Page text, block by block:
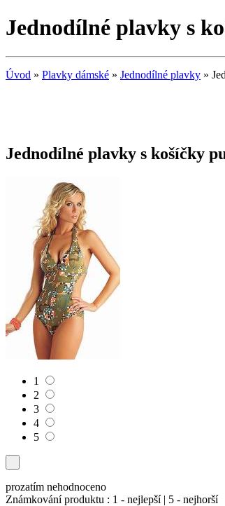
Jednodílné plavky s
Úvod » Plavky dámské » Jednodílné plavky »
Jednodílné plavky s košíčky
1
2
3
4
5
prozatím nehodnoceno
Známkování produktu : 1 - nejlepší | 5 - nejhorší